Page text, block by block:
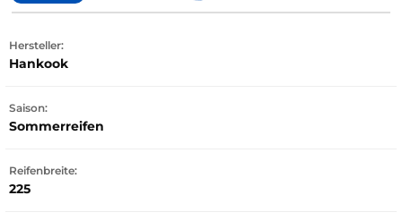
Hersteller:
Hankook
Saison:
Sommerreifen
Reifenbreite:
225